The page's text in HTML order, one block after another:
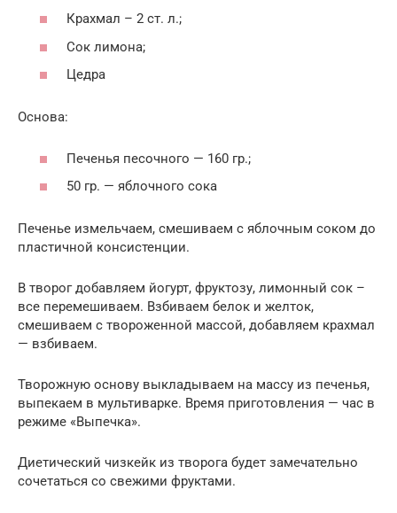
Крахмал – 2 ст. л.;
Сок лимона;
Цедра
Основа:
Печенья песочного — 160 гр.;
50 гр. — яблочного сока
Печенье измельчаем, смешиваем с яблочным соком до
пластичной консистенции.
В творог добавляем йогурт, фруктозу, лимонный сок –
все перемешиваем. Взбиваем белок и желток,
смешиваем с твороженной массой, добавляем крахмал
— взбиваем.
Творожную основу выкладываем на массу из печенья,
выпекаем в мультиварке. Время приготовления — час в
режиме «Выпечка».
Диетический чизкейк из творога будет замечательно
сочетаться со свежими фруктами.